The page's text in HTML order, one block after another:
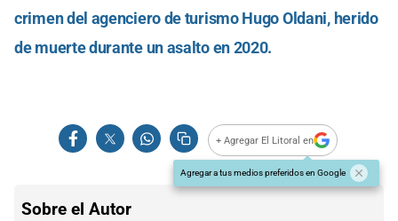
crimen del agenciero de turismo Hugo Oldani, herido
de muerte durante un asalto en 2020.
+ Agregar El Litoral en
Agregar a tus medios preferidos en Google
Sobre el Autor